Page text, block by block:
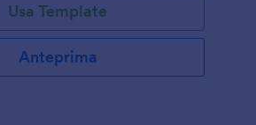
Usa Template
Anteprima